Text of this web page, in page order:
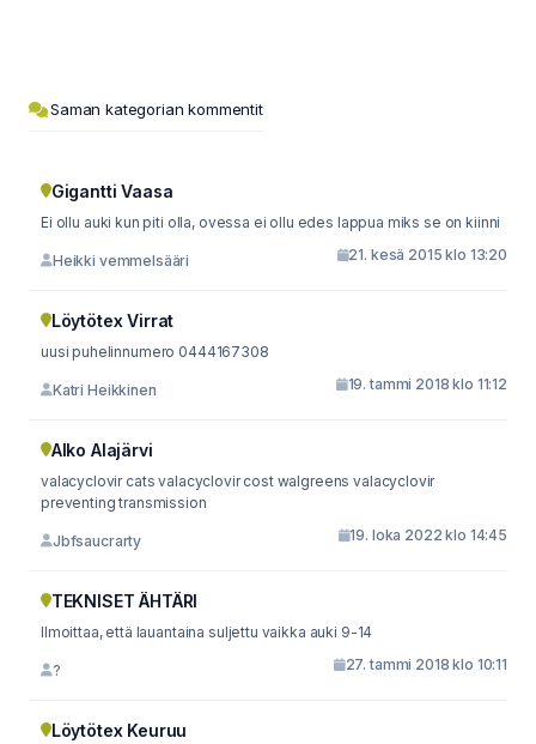
Saman kategorian kommentit
Gigantti Vaasa
Ei ollu auki kun piti olla, ovessa ei ollu edes lappua miks se on kiinni
Heikki vemmelsääri 21. kesä 2015 klo 13:20
Löytötex Virrat
uusi puhelinnumero 0444167308
Katri Heikkinen 19. tammi 2018 klo 11:12
Alko Alajärvi
valacyclovir cats valacyclovir cost walgreens valacyclovir
preventing transmission
Jbfsaucrarty 19. loka 2022 klo 14:45
TEKNISET ÄHTÄRI
Ilmoittaa, että lauantaina suljettu vaikka auki 9-14
? 27. tammi 2018 klo 10:11
Löytötex Keuruu